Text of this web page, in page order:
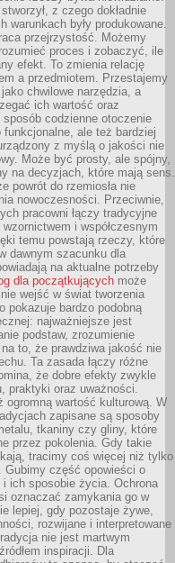
z czego dokładnie
warunkach były produkowane.
przejrzystość. Możemy
proces i zobaczyć, ile
efekt. To zmienia relację
a przedmiotem. Przestajemy
chwilowe narzędzia, a
ich wartość oraz
codzienne otoczenie
ale też bardziej
z myślą o jakości nie
Może być prosty, ale spójny,
na decyzjach, które mają sens.
powrót do rzemiosła nie
nowoczesności. Przeciwnie,
pracowni łączy tradycyjne
i współczesnym
temu powstają rzeczy, które
dawnym szacunku dla
na aktualne potrzeby
dla początkujących może
wejść w świat tworzenia
pokazuje bardzo podobną
najważniejsze jest
podstaw, zrozumienie
na to, że prawdziwa jakość nie
Ta zasada łączy różne
że dobre efekty zwykle
praktyki oraz uważności.
ogromną wartość kulturową. W
zapisane są sposoby
tkaniny czy gliny, które
przez pokolenia. Gdy takie
tracimy coś więcej niż tylko
Gubimy część opowieści o
ich sposobie życia. Ochrona
oznaczać zamykania go w
lepiej, gdy pozostaje żywe,
rozwijane i interpretowane
nie jest martwym
inspiracji. Dla